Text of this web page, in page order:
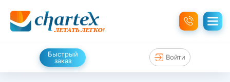
Быстрый
заказ
Войти